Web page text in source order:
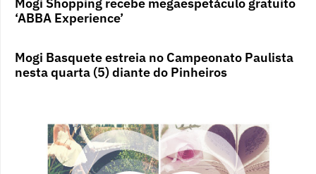
‘ABBA Experience’
Mogi Basquete estreia no Campeonato Paulista
nesta quarta (5) diante do Pinheiros